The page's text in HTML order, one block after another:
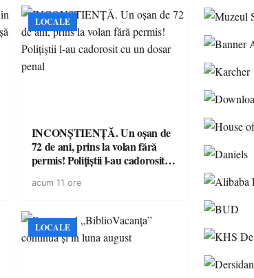
LOCALE
INCONȘTIENȚĂ. Un oșan de
72 de ani, prins la volan fără
permis! Polițiștii l-au cadorosit
acum 11 ore
LOCALE